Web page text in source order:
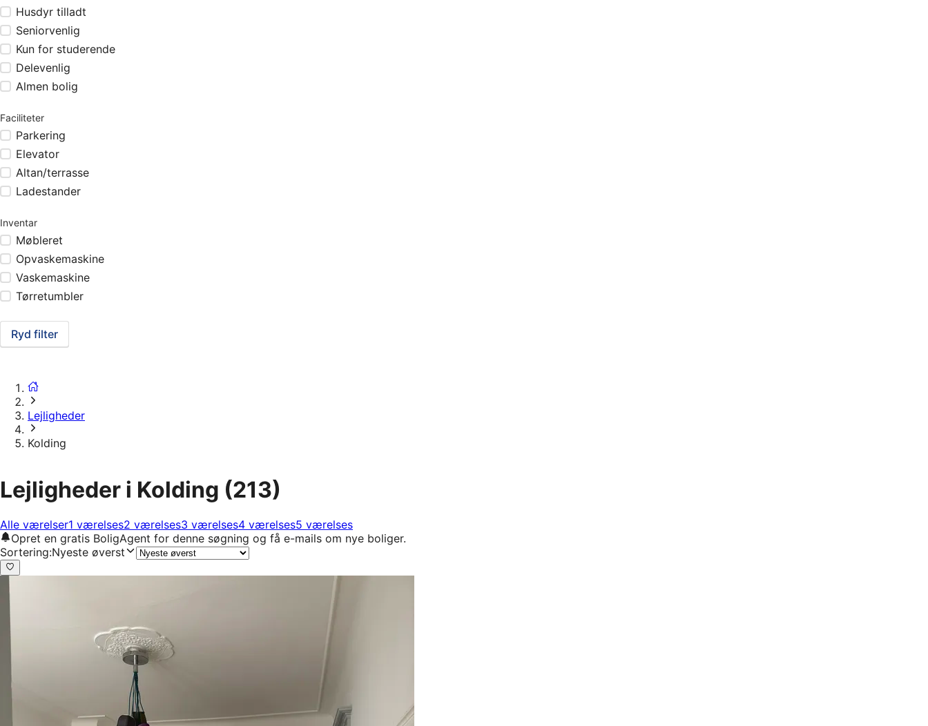
Husdyr tilladt
Seniorvenlig
Kun for studerende
Delevenlig
Almen bolig
Faciliteter
Parkering
Elevator
Altan/terrasse
Ladestander
Inventar
Møbleret
Opvaskemaskine
Vaskemaskine
Tørretumbler
Ryd filter
Lejligheder
Kolding
Lejligheder i Kolding (213)
Alle værelser1 værelses2 værelses3 værelses4 værelses5 værelses
Opret en gratis BoligAgent for denne søgning og få e-mails om nye boliger.
Sortering:Nyeste øverst